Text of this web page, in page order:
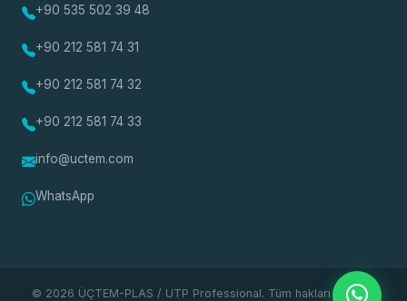
+90 535 502 39 48
+90 212 581 74 31
+90 212 581 74 32
+90 212 581 74 33
info@uctem.com
WhatsApp
© 2026 ÜÇTEM-PLAS / UTP Professional. Tüm hakları saklıdır.